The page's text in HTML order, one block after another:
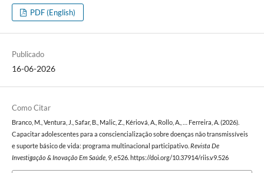
PDF (English)
Publicado
16-06-2026
Como Citar
Branco, M., Ventura, J., Safar, B., Malic, Z., Kériová, A., Rollo, A., … Ferreira, A. (2026).
Capacitar adolescentes para a consciencialização sobre doenças não transmissíveis
e suporte básico de vida: programa multinacional participativo. Revista De
Investigação & Inovação Em Saúde, 9, e526. https://doi.org/10.37914/riis.v9.526